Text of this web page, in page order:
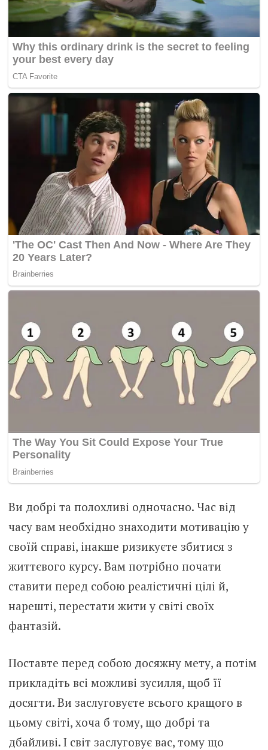
Ви добрі та полохливі одночасно. Час від
часу вам необхідно знаходити мотивацію у
своїй справі, інакше ризикуєте збитися з
життєвого курсу. Вам потрібно почати
ставити перед собою реалістичні цілі й,
нарешті, перестати жити у світі своїх
фантазій.
Поставте перед собою досяжну мету, а потім
прикладіть всі можливі зусилля, щоб її
досягти. Ви заслуговуєте всього кращого в
цьому світі, хоча б тому, що добрі та
дбайливі. І світ заслуговує вас, тому що